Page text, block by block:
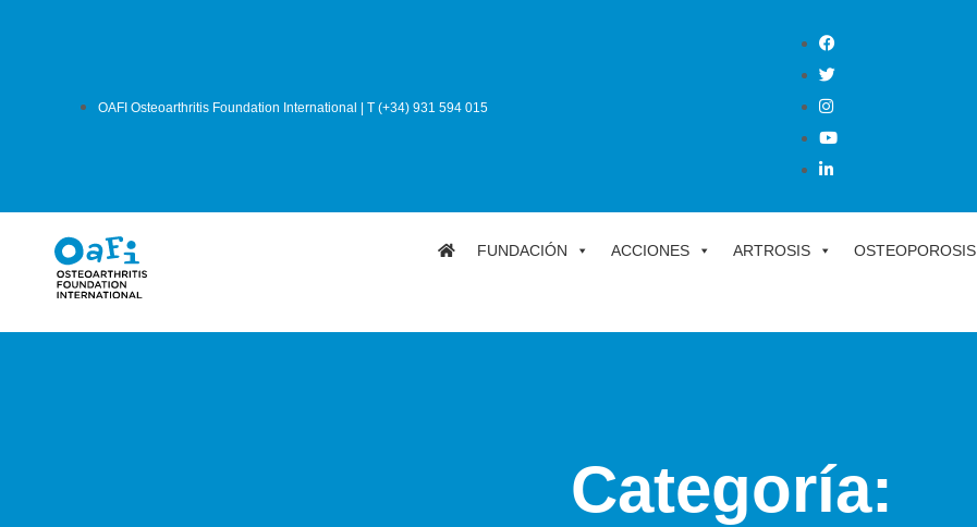
OAFI Osteoarthritis Foundation International | T (+34) 931 594 015
FUNDACIÓN ACCIONES ARTROSIS OSTEOPOROSIS
Categoría: